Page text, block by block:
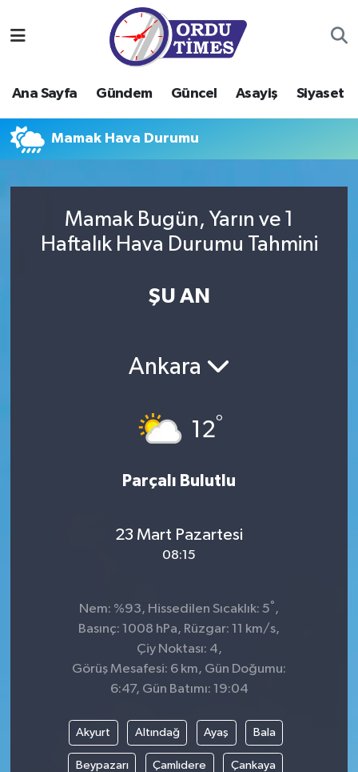
Ana Sayfa Gündem Güncel Asayiş Siyaset
Mamak Hava Durumu
Mamak Bugün, Yarın ve 1
Haftalık Hava Durumu Tahmini
ŞU AN
Ankara
12°
Parçalı Bulutlu
23 Mart Pazartesi
08:15
Nem: %93, Hissedilen Sıcaklık: 5° ,
Basınç: 1008 hPa, Rüzgar: 11 km/s,
Çiy Noktası: 4,
Görüş Mesafesi: 6 km, Gün Doğumu:
6:47, Gün Batımı: 19:04
Akyurt Altındağ Ayaş Bala
Beypazarı Çamlıdere Çankaya
Gündem
Güncel
Siyaset
Ordu Nöbetçi Eczaneler
Ordu Hava Durumu
Ordu Namaz Vakitleri
Süper Lig Puan Durumu ve Fikstür
Son Dakika Haberleri